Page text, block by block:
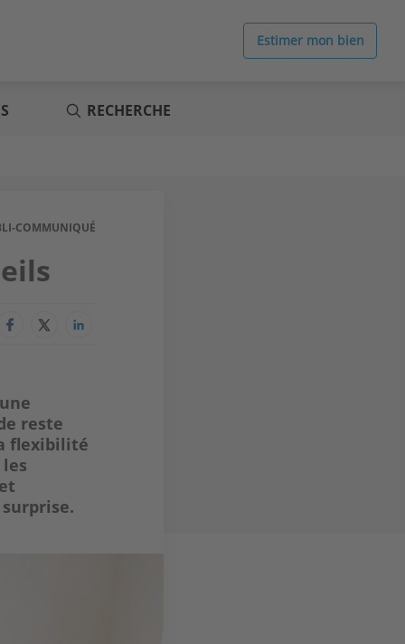
Estimer mon bien
RECHERCHE
COMMUNIQUÉ
reste
flexibilité